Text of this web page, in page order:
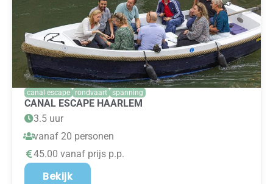
canal escape rondvaart spanning
CANAL ESCAPE HAARLEM
3.5 uur
vanaf 20 personen
45.00 vanaf prijs p.p.
Bekijk